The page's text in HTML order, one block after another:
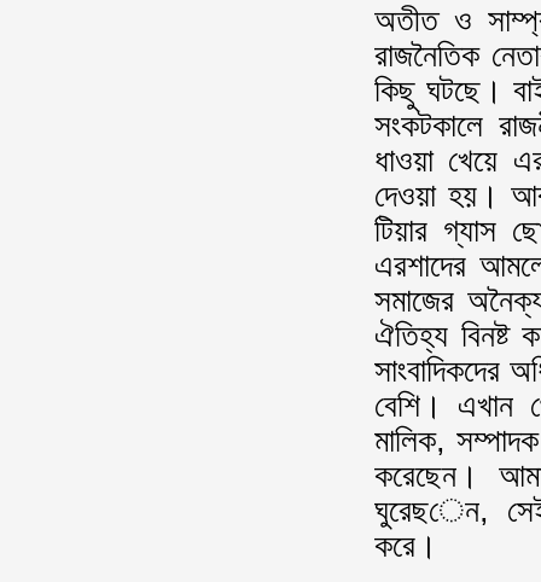
অতীত ও
রাজনৈতিক
কিছু ঘটছে।
সংকটকালে
ধাওয়া খেয়ে
দেওয়া হয়।
টিয়ার গ্যাস
এরশাদের
সমাজের
ঐতিহ্য বিনষ্ট
সাংবাদিকদের
বেশি। এখান
মালিক,
করেছেন।
ঘুরেছেন, সেই
করে।